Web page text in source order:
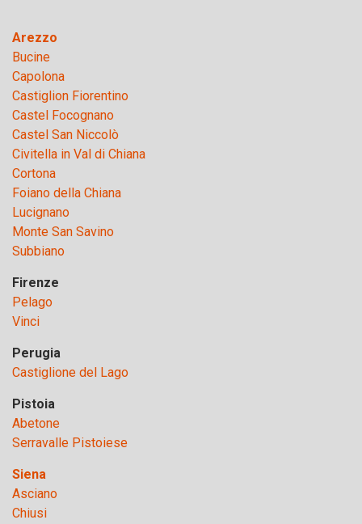
Arezzo
Bucine
Capolona
Castiglion Fiorentino
Castel Focognano
Castel San Niccolò
Civitella in Val di Chiana
Cortona
Foiano della Chiana
Lucignano
Monte San Savino
Subbiano
Firenze
Pelago
Vinci
Perugia
Castiglione del Lago
Pistoia
Abetone
Serravalle Pistoiese
Siena
Asciano
Chiusi